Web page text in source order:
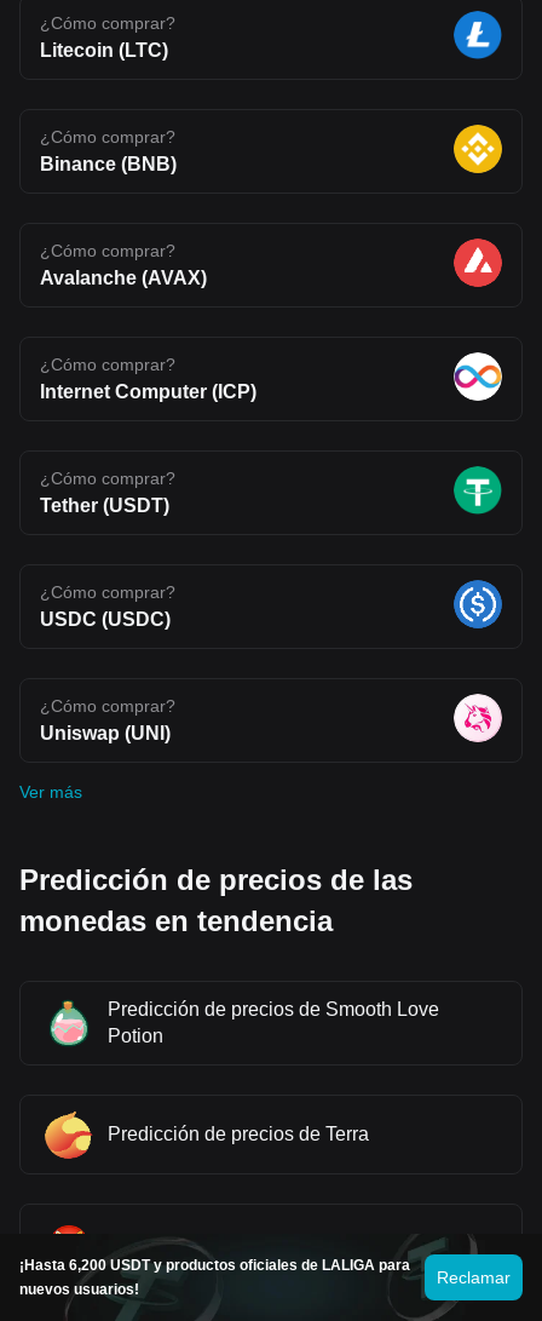
¿Cómo comprar?
Litecoin (LTC)
¿Cómo comprar?
Binance (BNB)
¿Cómo comprar?
Avalanche (AVAX)
¿Cómo comprar?
Internet Computer (ICP)
¿Cómo comprar?
Tether (USDT)
¿Cómo comprar?
USDC (USDC)
¿Cómo comprar?
Uniswap (UNI)
Ver más
Predicción de precios de las
monedas en tendencia
Predicción de precios de Smooth Love
Potion
Predicción de precios de Terra
Predicción de precios de Shiba Inu
¡Hasta 6,200 USDT y productos oficiales de LALIGA para
nuevos usuarios!
Reclamar